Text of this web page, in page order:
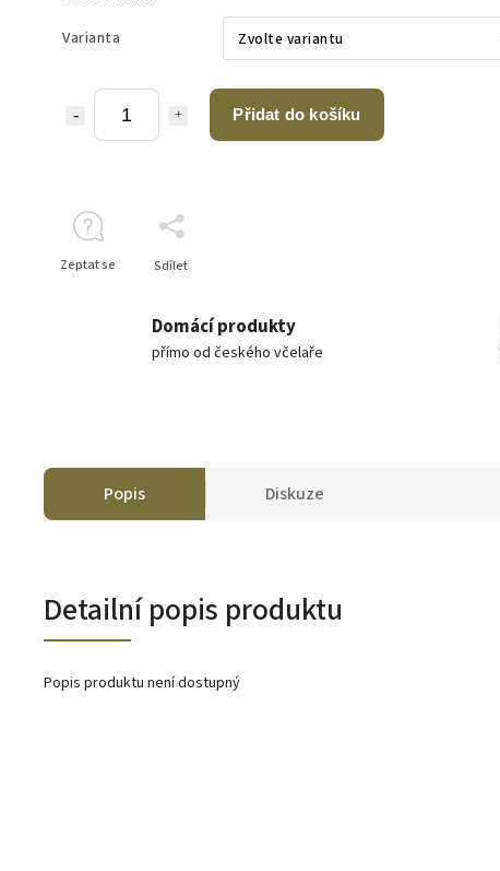
Varianta
Přidat do košíku
Zeptat se Sdílet
Domácí produkty
přímo od českého včelaře
Popis Diskuze
Detailní popis produktu
Popis produktu není dostupný